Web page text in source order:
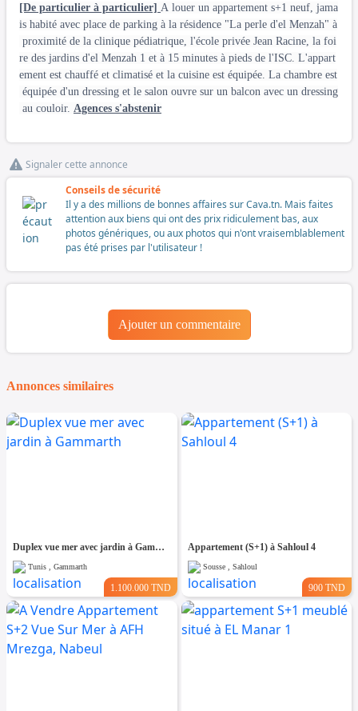
[De particulier à particulier] A louer un appartement s+1 neuf, jama
is habité avec place de parking à la résidence "La perle d'el Menzah" à
proximité de la clinique pédiatrique, l'école privée Jean Racine, la foi
re des jardins d'el Menzah 1 et à 15 minutes à pieds de l'ISC. L'appart
ement est chauffé et climatisé et la cuisine est équipée. La chambre est
équipée d'un dressing et le salon ouvre sur un balcon avec un dressing
au couloir. Agences s'abstenir
Signaler cette annonce
Conseils de sécurité
Il y a des millions de bonnes affaires sur Cava.tn. Mais faites
attention aux biens qui ont des prix ridiculement bas, aux
photos génériques, ou aux photos qui n'ont vraisemblablement
pas été prises par l'utilisateur !
Ajouter un commentaire
Annonces similaires
Duplex vue mer avec jardin à Gammarth
Tunis , Gammarth
1.100.000 TND
Appartement (S+1) à Sahloul 4
Sousse , Sahloul
900 TND